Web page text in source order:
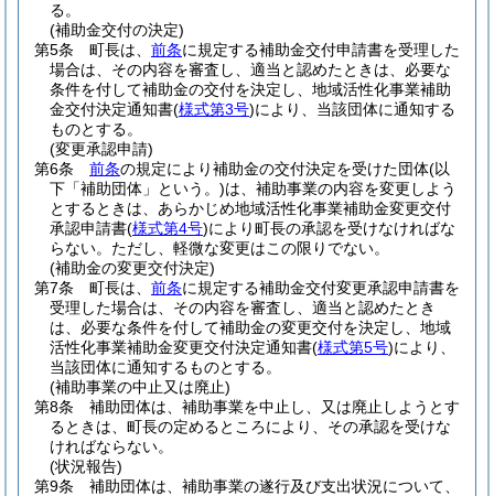
る。
(補助金交付の決定)
第5条
町長は、 前条に規定する補助金交付申請書を受理した
場合は、その内容を審査し、適当と認めたときは、必要な
条件を付して補助金の交付を決定し、地域活性化事業補助
金交付決定通知書(様式第3号)により、当該団体に通知する
ものとする。
(変更承認申請)
第6条
前条の規定により補助金の交付決定を受けた団体(以
下「補助団体」という。)は、補助事業の内容を変更しよう
とするときは、あらかじめ地域活性化事業補助金変更交付
承認申請書(様式第4号)により町長の承認を受けなければな
らない。 ただし、軽微な変更はこの限りでない。
(補助金の変更交付決定)
第7条
町長は、 前条に規定する補助金交付変更承認申請書を
受理した場合は、その内容を審査し、適当と認めたとき
は、必要な条件を付して補助金の変更交付を決定し、地域
活性化事業補助金変更交付決定通知書(様式第5号)により、
当該団体に通知するものとする。
(補助事業の中止又は廃止)
第8条
補助団体は、補助事業を中止し、又は廃止しようとす
るときは、町長の定めるところにより、その承認を受けな
ければならない。
(状況報告)
第9条
補助団体は、補助事業の遂行及び支出状況について、